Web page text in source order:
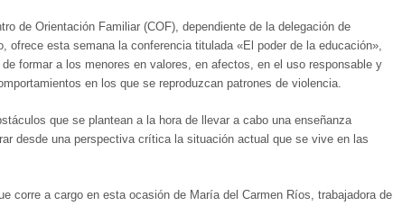
de Orientación Familiar (COF), dependiente de la delegación de
ofrece esta semana la conferencia titulada «El poder de la educación»,
formar a los menores en valores, en afectos, en el uso responsable y
en los que se reproduzcan patrones de violencia.
que se plantean a la hora de llevar a cabo una enseñanza
desde una perspectiva crítica la situación actual que se vive en las
corre a cargo en esta ocasión de María del Carmen Ríos, trabajadora de